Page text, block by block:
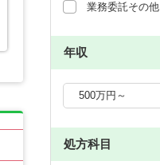
業務委託その他
年収
処方科目